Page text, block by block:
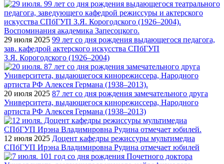
29 июля 2025 99 лет со дня рождения выдающегося педагога,
зав. кафедрой актерского искусства СПбГУП
З.Я. Корогодского (1926–2004)
20 июля 2025 87 лет со дня рождения замечательного друга
Университета, выдающегося кинорежиссера, Народного
артиста РФ Алексея Германа (1938–2013)
12 июля 2025 Доцент кафедры режиссуры мультимедиа
СПбГУП Ирэна Владимировна Рудина отмечает юбилей